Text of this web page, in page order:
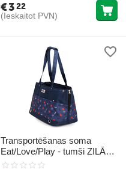
€322
(Ieskaitot PVN)
Transportēšanas soma
Eat/Love/Play - tumši ZILĀ
krāsā 42x21x27 cm